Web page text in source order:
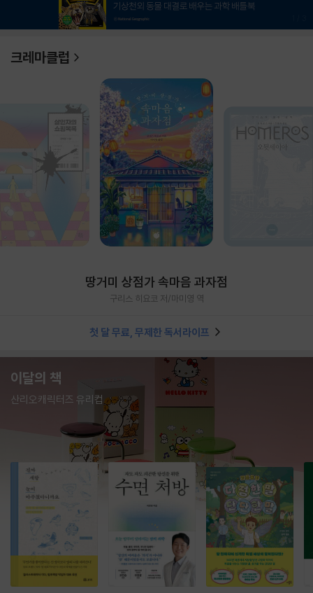
크레마클럽
땅거미 상점가 속마음 과자점
구리스 히요코 저/마미영 역
첫 달 무료, 무제한 독서라이프
이달의 책
산리오캐릭터즈 유리컵